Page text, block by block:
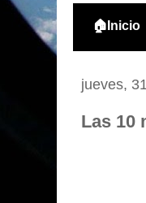
🏠Inicio
jueves,
Las 10